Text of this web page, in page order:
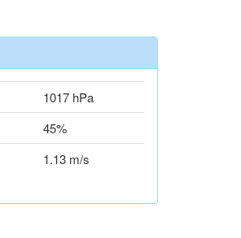
1017 hPa
45%
1.13 m/s